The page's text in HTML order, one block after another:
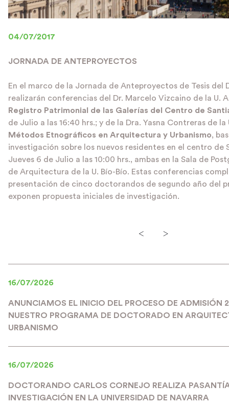
04/07/2017
JORNADA DE ANTEPROYECTOS
En el marco de la Jornada de Anteproyectos de Tesis del
realizarán conferencias del Dr. Marcelo Vizcaino de la U.
Registro Patrimonial de las Galerías del Centro de
de Julio a las 16:40 hrs.; y de la Dra. Yasna Contreras de la
Métodos Etnográficos en Arquitectura y Urbanismo,
investigación sobre los nuevos residentes en el centro de
Jueves 6 de Julio a las 10:00 hrs., ambas en la Sala de
de Arquitectura de la U. Bío-Bío. Estas conferencias
presentación de cinco doctorandos de segundo año del
exponen propuesta iniciales de investigación.
< >
16/07/2026
ANUNCIAMOS EL INICIO DEL PROCESO DE ADMISIÓN
NUESTRO PROGRAMA DE DOCTORADO EN
URBANISMO
16/07/2026
DOCTORANDO CARLOS CORNEJO REALIZA
INVESTIGACIÓN EN LA UNIVERSIDAD DE NAVARRA